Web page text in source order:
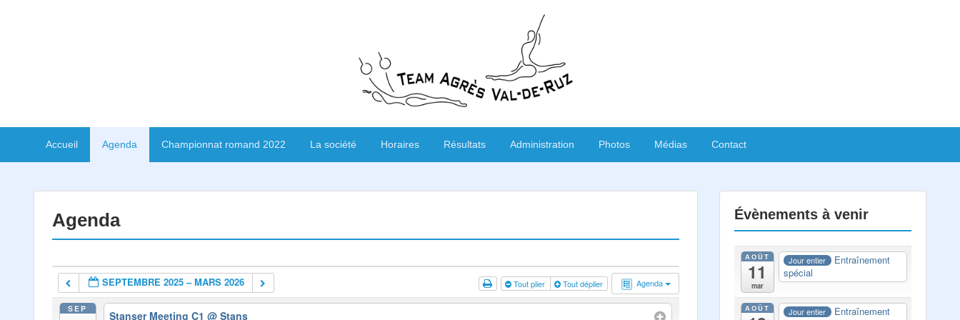
Accueil Agenda Championnat romand 2022 La société Horaires Résultats Administration Photos Médias Contact
Agenda
Agenda
SEPTEMBRE 2025 – MARS 2026 Tout plier Tout déplier
SEP
Stanser Meeting C1@ Stans
Évènements à venir
AOÛT
11
mar
Jour entier
Entraînement
spécial
AOÛT Jour entier
Entraînement